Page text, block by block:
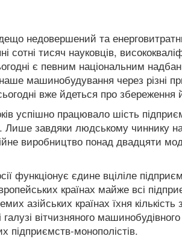
недовершений та
тисяч науковців,
є певним національним
машинобудування через різні
вже йдеться про збереження
успішно працювало шість
завдяки людському чиннику
виробництво понад двадцяти
функціонує єдине вціліле
країнах майже всі
азійських країнах їхня кількість
вітчизняного
підприємств-монополістів.